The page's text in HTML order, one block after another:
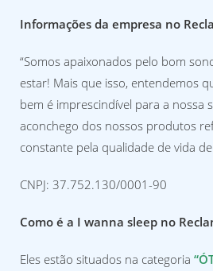
Informações da empresa no
“Somos apaixonados pelo bom
estar! Mais que isso, entendemos
bem é imprescindível para a nossa
aconchego dos nossos produtos
constante pela qualidade de vida
CNPJ: 37.752.130/0001-90
Como é a I wanna sleep no
Eles estão situados na categoria